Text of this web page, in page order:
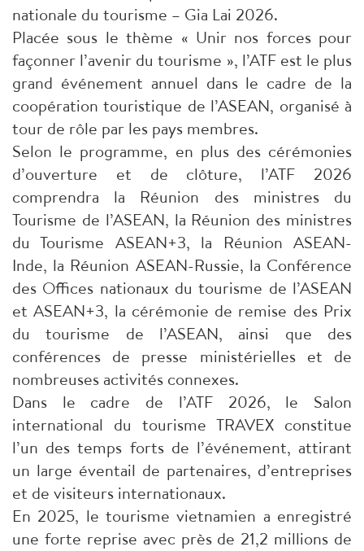
nationale du tourisme – Gia Lai 2026.
Placée sous le thème « Unir nos forces pour
façonner l’avenir du tourisme », l’ATF est le plus
grand événement annuel dans le cadre de la
coopération touristique de l’ASEAN, organisé à
tour de rôle par les pays membres.
Selon le programme, en plus des cérémonies
d’ouverture et de clôture, l’ATF 2026
comprendra la Réunion des ministres du
Tourisme de l’ASEAN, la Réunion des ministres
du Tourisme ASEAN+3, la Réunion ASEAN-
Inde, la Réunion ASEAN-Russie, la Conférence
des Offices nationaux du tourisme de l’ASEAN
et ASEAN+3, la cérémonie de remise des Prix
du tourisme de l’ASEAN, ainsi que des
conférences de presse ministérielles et de
nombreuses activités connexes.
Dans le cadre de l’ATF 2026, le Salon
international du tourisme TRAVEX constitue
l’un des temps forts de l’événement, attirant
un large éventail de partenaires, d’entreprises
et de visiteurs internationaux.
En 2025, le tourisme vietnamien a enregistré
une forte reprise avec près de 21,2 millions de